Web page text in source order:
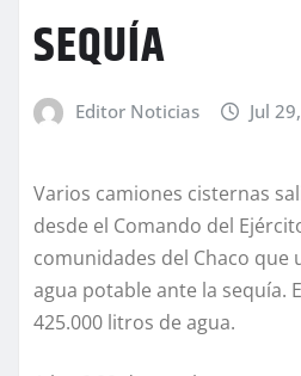
SEQUÍA
Editor Noticias Jul
Varios camiones cisternas
desde el Comando del
comunidades del Chaco que
agua potable ante la sequía.
425.000 litros de agua.